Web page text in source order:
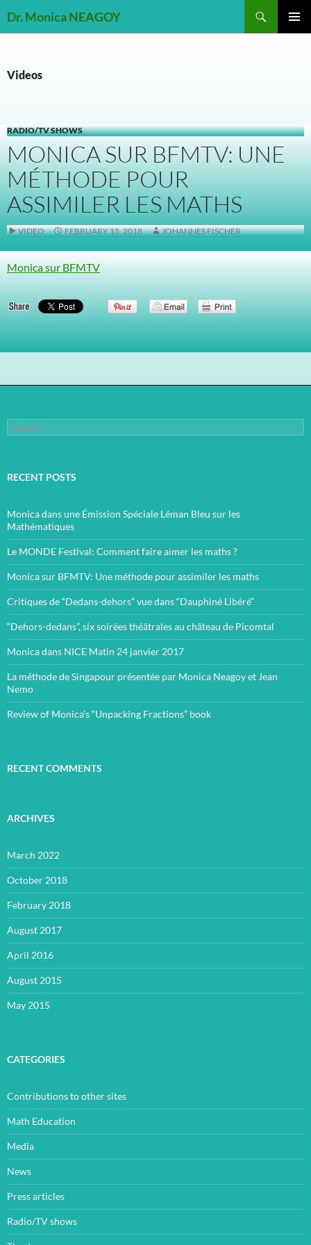
toDr. Monica NEAGOY
Videos
RADIO/TV SHOWS
MONICA SUR BFMTV: UNE
MÉTHODE POUR
ASSIMILER LES MATHS
VIDEO FEBRUARY 15, 2018 JOHANNES FISCHER
Monica sur BFMTV
Search
for:
RECENT POSTS
Monica dans une Émission Spéciale Léman Bleu sur les
Mathématiques
Le MONDE Festival: Comment faire aimer les maths ?
Monica sur BFMTV: Une méthode pour assimiler les maths
Critiques de “Dedans-dehors” vue dans “Dauphiné Libéré”
“Dehors-dedans”, six soirées théâtrales au château de Picomtal
Monica dans NICE Matin 24 janvier 2017
La méthode de Singapour présentée par Monica Neagoy et Jean
Nemo
Review of Monica’s “Unpacking Fractions” book
RECENT COMMENTS
ARCHIVES
March 2022
October 2018
February 2018
August 2017
April 2016
August 2015
May 2015
CATEGORIES
Contributions to other sites
Math Education
Media
News
Press articles
Radio/TV shows